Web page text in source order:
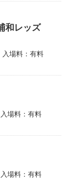
和レッズ
場料：有料
場料：有料
場料：有料